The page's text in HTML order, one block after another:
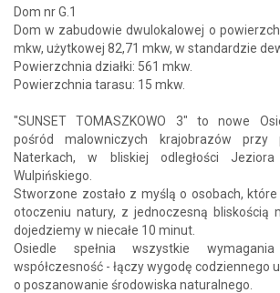
Dom nr G.1
Dom w zabudowie dwulokalowej o
mkw, użytkowej 82,71 mkw, w standardzie
Powierzchnia działki: 561 mkw.
Powierzchnia tarasu: 15 mkw.
"SUNSET TOMASZKOWO 3" to nowe
pośród malowniczych krajobrazów
Naterkach, w bliskiej odległości
Wulpińskiego.
Stworzone zostało z myślą o osobach,
otoczeniu natury, z jednoczesną bliskością
dojedziemy w niecałe 10 minut.
Osiedle spełnia wszystkie
współczesność - łączy wygodę codziennego
o poszanowanie środowiska naturalnego.